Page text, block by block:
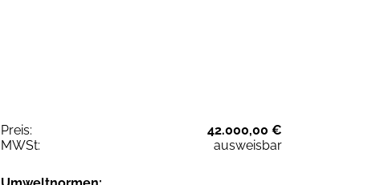
Preis:
42.000,00 €
MWSt:
ausweisbar